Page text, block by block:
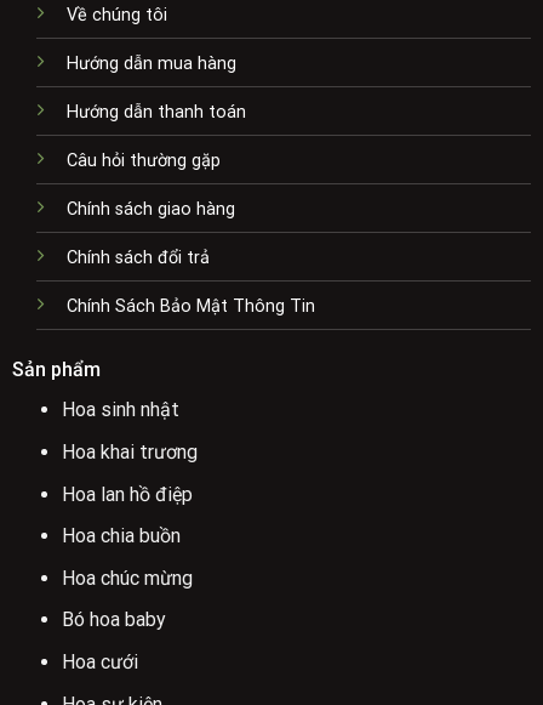
Về chúng tôi
Hướng dẫn mua hàng
Hướng dẫn thanh toán
Câu hỏi thường gặp
Chính sách giao hàng
Chính sách đổi trả
Chính Sách Bảo Mật Thông Tin
Sản phẩm
Hoa sinh nhật
Hoa khai trương
Hoa lan hồ điệp
Hoa chia buồn
Hoa chúc mừng
Bó hoa baby
Hoa cưới